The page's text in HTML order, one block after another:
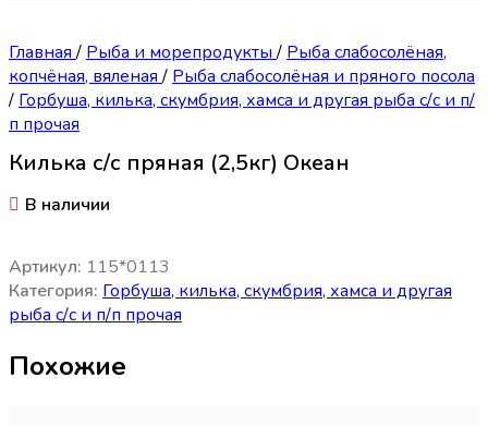
Главная/ Рыба и морепродукты/ Рыба слабосолёная,
копчёная, вяленая/ Рыба слабосолёная и пряного посола
/ Горбуша, килька, скумбрия, хамса и другая рыба с/с и п/
п прочая
Килька с/с пряная (2,5кг) Океан
В наличии
Артикул: 115*0113
Категория: Горбуша, килька, скумбрия, хамса и другая
рыба с/с и п/п прочая
Похожие